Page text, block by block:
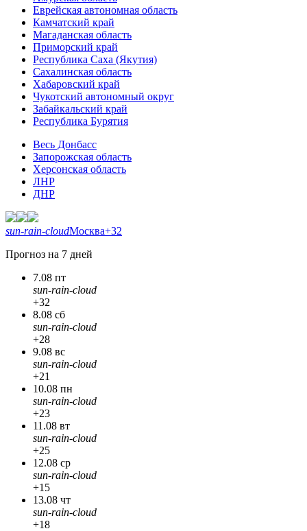
Еврейская автономная область
Камчатский край
Магаданская область
Приморский край
Республика Саха (Якутия)
Сахалинская область
Хабаровский край
Чукотский автономный округ
Забайкальский край
Республика Бурятия
Весь Донбасс
Запорожская область
Херсонская область
ЛНР
ДНР
sun-rain-cloudМосква+32
Прогноз на 7 дней
7.08 пт
sun-rain-cloud
+32
8.08 сб
sun-rain-cloud
+28
9.08 вс
sun-rain-cloud
+21
10.08 пн
sun-rain-cloud
+23
11.08 вт
sun-rain-cloud
+25
12.08 ср
sun-rain-cloud
+15
13.08 чт
sun-rain-cloud
+18